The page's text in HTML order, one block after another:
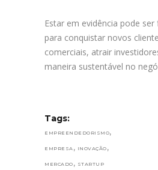
Estar em evidência pode
para conquistar novos
comerciais, atrair
maneira sustentável no
Tags:
EMPREENDEDORISMO,
EMPRESA , INOVAÇÃO ,
MERCADO , STARTUP